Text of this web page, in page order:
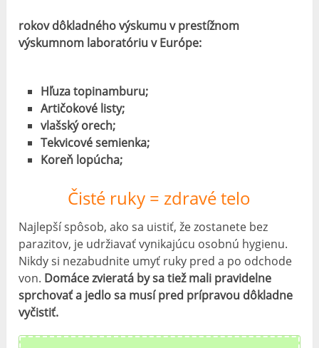
rokov dôkladného výskumu v prestížnom
výskumnom laboratóriu v Európe:
Hľuza topinamburu;
Artičokové listy;
vlašský orech;
Tekvicové semienka;
Koreň lopúcha;
Čisté ruky = zdravé telo
Najlepší spôsob, ako sa uistiť, že zostanete bez
parazitov, je udržiavať vynikajúcu osobnú hygienu.
Nikdy si nezabudnite umyť ruky pred a po odchode
von. Domáce zvieratá by sa tiež mali pravidelne
sprchovať a jedlo sa musí pred prípravou dôkladne
vyčistiť.